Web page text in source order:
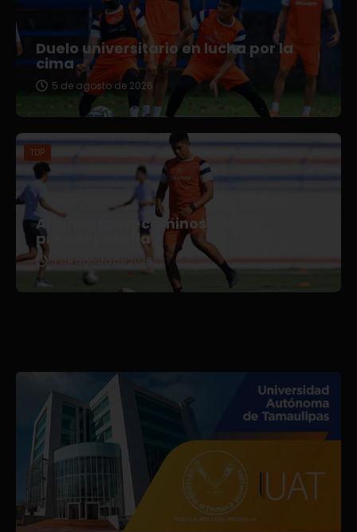
Duelo universitario en lucha por la
cima
5 de agosto de 2026
TDP
Afianza Correcaminos TDP su
pretemporada
3 de agosto de 2026